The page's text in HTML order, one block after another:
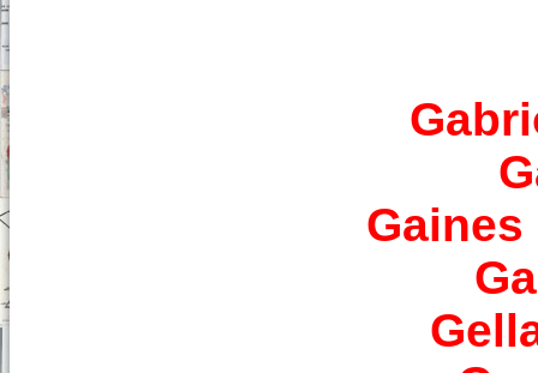
Gaines